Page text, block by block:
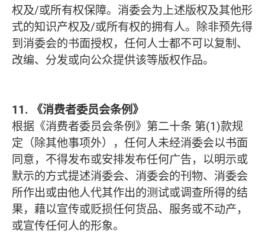
权及/或所有权保障。消委会为上述版权及其他形
式的知识产权及/或所有权的拥有人。除非预先得
到消委会的书面授权，任何人士都不可以复制、
改编、分发或向公众提供该等版权作品。
11. 《消费者委员会条例》
根据《消费者委员会条例》第二十条 第(1)款规
定（除其他事项外），任何人未经消委会以书面
同意，不得发布或安排发布任何广告，以明示或
默示的方式提述消委会、消委会的刊物、消委会
所作出或由他人代其作出的测试或调查所得的结
果，藉以宣传或贬损任何货品、服务或不动产，
或宣传任何人的形象。